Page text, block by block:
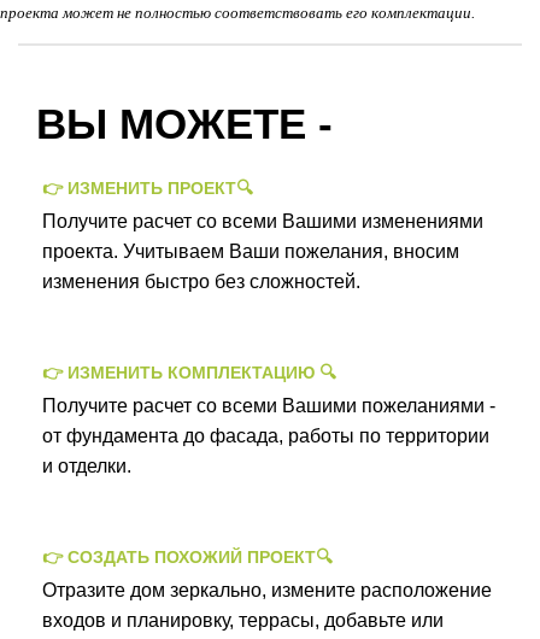
проекта может не полностью соответствовать его комплектации.
ВЫ МОЖЕТЕ -
👉 ИЗМЕНИТЬ ПРОЕКТ🔍
Получите расчет со всеми Вашими изменениями
проекта. Учитываем Ваши пожелания, вносим
изменения быстро без сложностей.
👉 ИЗМЕНИТЬ КОМПЛЕКТАЦИЮ 🔍
Получите расчет со всеми Вашими пожеланиями -
от фундамента до фасада, работы по территории
и отделки.
👉 СОЗДАТЬ ПОХОЖИЙ ПРОЕКТ🔍
Отразите дом зеркально, измените расположение
входов и планировку, террасы, добавьте или